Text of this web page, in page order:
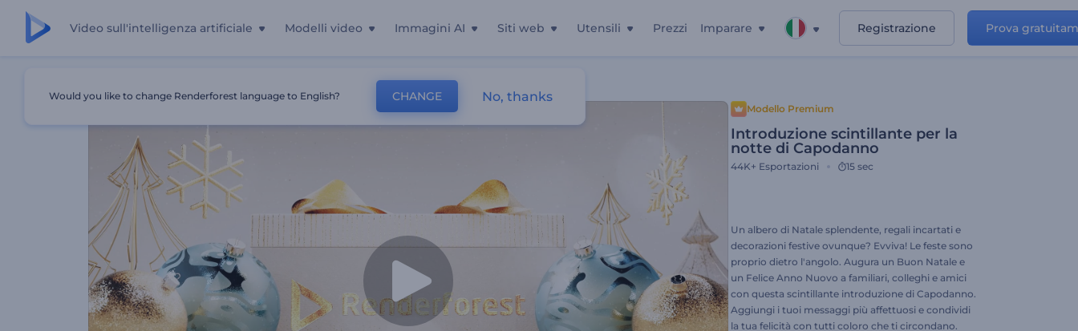
Video sull'intelligenza artificiale Modelli video Immagini AI Siti web Utensili Prezzi Imparare Registrazione Prova
Introduzione Scintillante Per La Notte Di Capodanno
Modello Premium
Introduzione scintillante per la
notte di Capodanno
44K+ Esportazioni 15 sec
Un albero di Natale splendente, regali incartati e
decorazioni festive ovunque? Evviva! Le feste sono
proprio dietro l'angolo. Augura un Buon Natale e
un Felice Anno Nuovo a familiari, colleghi e amici
con questa scintillante introduzione di Capodanno.
Aggiungi i tuoi messaggi più affettuosi e condividi
la tua felicità con tutti coloro che ti circondano.
Would you like to change Renderforest language to English? CHANGE No, thanks